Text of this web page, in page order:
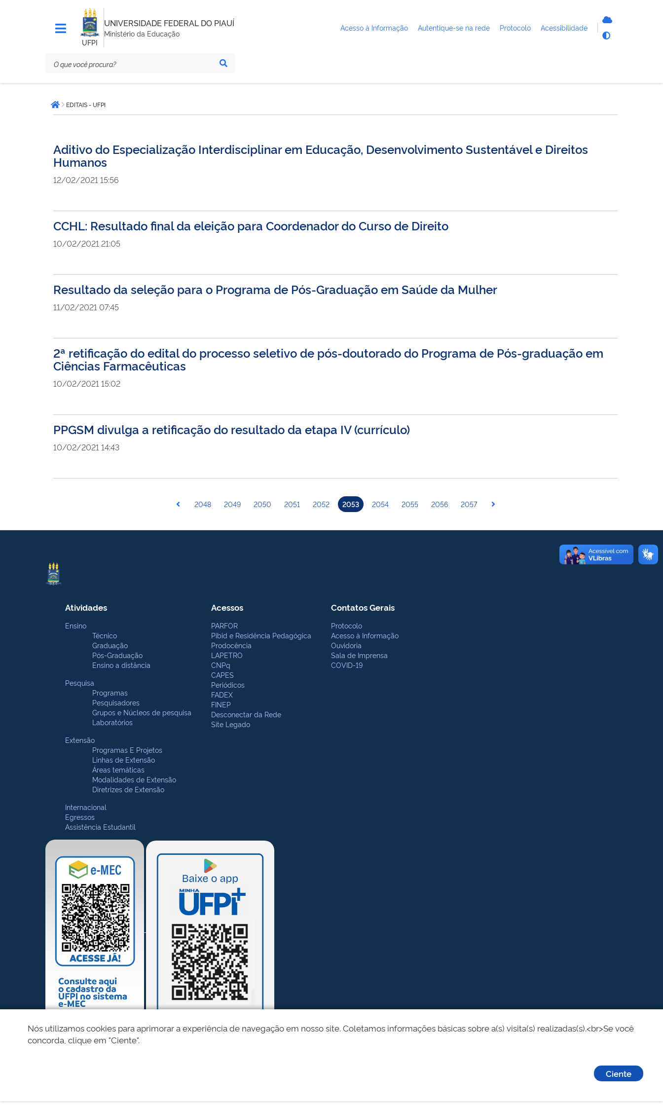
UFPI
UNIVERSIDADE FEDERAL DO PIAUÍ
Ministério da Educação
Acesso à Informação Autentique-se na rede Protocolo Acessibilidade
está
aqui:Página inicial
EDITAIS - UFPI
Aditivo do Especialização Interdisciplinar em Educação, Desenvolvimento Sustentável e Direitos
Humanos
12/02/2021 15:56
CCHL: Resultado final da eleição para Coordenador do Curso de Direito
10/02/2021 21:05
Resultado da seleção para o Programa de Pós-Graduação em Saúde da Mulher
11/02/2021 07:45
2ª retificação do edital do processo seletivo de pós-doutorado do Programa de Pós-graduação em
Ciências Farmacêuticas
10/02/2021 15:02
PPGSM divulga a retificação do resultado da etapa IV (currículo)
10/02/2021 14:43
2048 2049 2050 2051 2052 2053 2054 2055 2056 2057
Atividades
Ensino
Técnico
Graduação
Pós-Graduação
Ensino a distância
Pesquisa
Programas
Pesquisadores
Grupos e Núcleos de pesquisa
Laboratórios
Extensão
Programas E Projetos
Linhas de Extensão
Áreas temáticas
Modalidades de Extensão
Diretrizes de Extensão
Internacional
Egressos
Assistência Estudantil
Acessos
PARFOR
Pibid e Residência Pedagógica
Prodocência
LAPETRO
CNPq
CAPES
Periódicos
FADEX
FINEP
Desconectar da Rede
Site Legado
Contatos Gerais
Protocolo
Acesso à Informação
Ouvidoria
Sala de Imprensa
COVID-19
Nós utilizamos cookies para aprimorar a experiência de navegação em nosso site. Coletamos informações básicas sobre a(s) visita(s) realizadas(s).<br>Se você
concorda, clique em "Ciente".
Ciente